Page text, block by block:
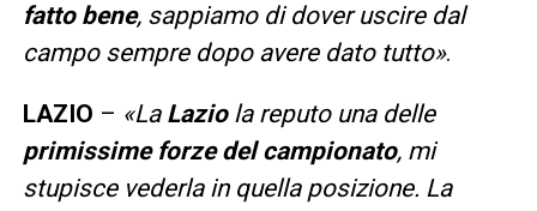
fatto bene, sappiamo di dover uscire dal
campo sempre dopo avere dato tutto».
LAZIO – «La Laziola reputo una delle
primissime forze del campionato, mi
stupisce vederla in quella posizione. La